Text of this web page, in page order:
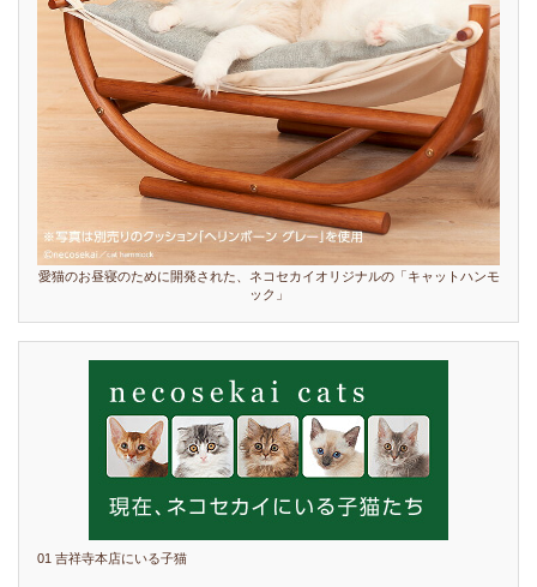
愛猫のお昼寝のために開発された、ネコセカイオリジナルの「キャットハンモ
ック」
01 吉祥寺本店にいる子猫